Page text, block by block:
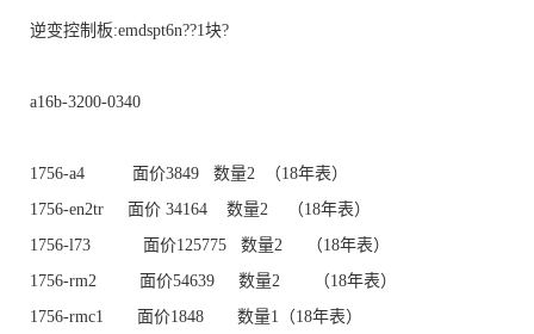
逆变控制板:emdspt6n??1块?
a16b-3200-0340
1756-a4 面价3849 数量2 （18年表）
1756-en2tr 面价 34164 数量2 （18年表）
1756-l73 面价125775 数量2 （18年表）
1756-rm2 面价54639 数量2 （18年表）
1756-rmc1 面价1848 数量1（18年表）